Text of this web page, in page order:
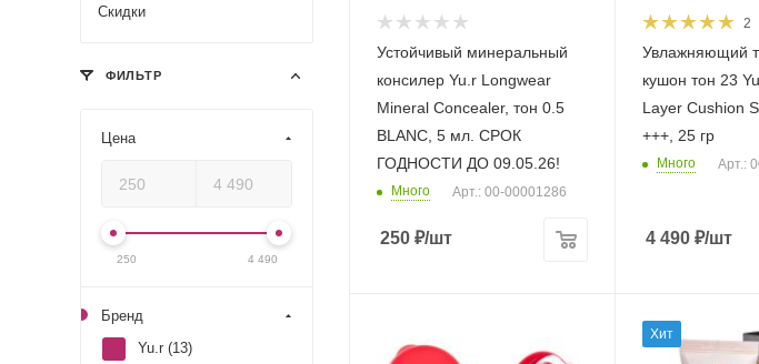
Устойчивый минеральный
консилер Yu.r Longwear
Mineral Concealer, тон 0.5
BLANC, 5 мл. СРОК
ГОДНОСТИ ДО 09.05.26!
Много Арт.: 00-00001286
250 ₽/шт
2
Увлажняющий
кушон тон 23
Layer Cushion
+++, 25 гр
Много Арт.:
4 490 ₽/шт
Хит
Скидки
ФИЛЬТР
Цена
250 4 490
Бренд
Yu.r (13)